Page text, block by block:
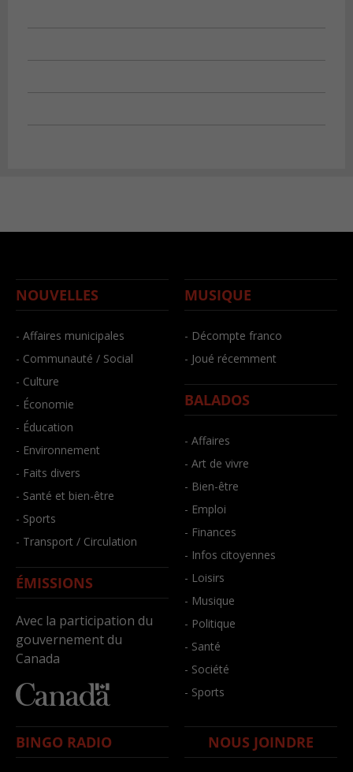
NOUVELLES
- Affaires municipales
- Communauté / Social
- Culture
- Économie
- Éducation
- Environnement
- Faits divers
- Santé et bien-être
- Sports
- Transport / Circulation
ÉMISSIONS
Avec la participation du
gouvernement du
Canada
MUSIQUE
- Décompte franco
- Joué récemment
BALADOS
- Affaires
- Art de vivre
- Bien-être
- Emploi
- Finances
- Infos citoyennes
- Loisirs
- Musique
- Politique
- Santé
- Société
- Sports
BINGO RADIO NOUS JOINDRE